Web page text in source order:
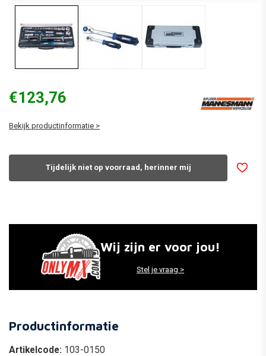
€123,76
Bekijk productinformatie >
Tijdelijk niet op voorraad, herinner mij
Wij zijn er voor jou!
Stel je vraag >
Productinformatie
Artikelcode: 103-0150